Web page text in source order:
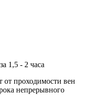
1,5 - 2 часа
от проходимости вен
непрерывного